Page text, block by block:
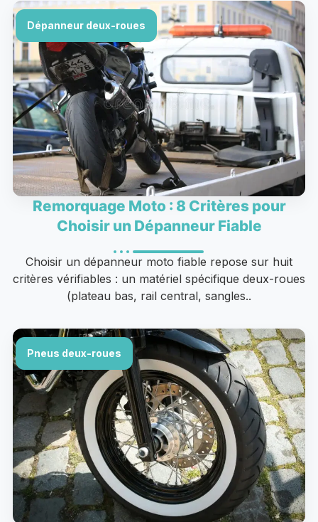
Dépanneur deux-roues
Remorquage Moto : 8 Critères pour
Choisir un Dépanneur Fiable
Choisir un dépanneur moto fiable repose sur huit
critères vérifiables : un matériel spécifique deux-roues
(plateau bas, rail central, sangles..
Pneus deux-roues